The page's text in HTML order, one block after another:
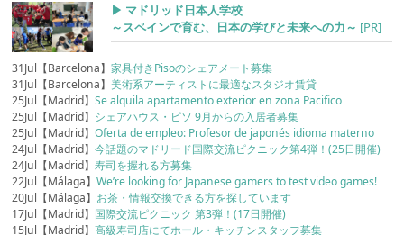
▶︎ マドリッド日本人学校
～スペインで育む、日本の学びと未来への力～ [PR]
31Jul【Barcelona】家具付きPisoのシェアメート募集
31Jul【Barcelona】美術系アーティストに最適なスタジオ賃貸
25Jul【Madrid】Se alquila apartamento exterior en zona Pacifico
25Jul【Madrid】 シェアハウス・ピソ 9月からの入居者募集
25Jul【Madrid】Oferta de empleo: Profesor de japonés idioma materno
24Jul【Madrid】今話題のマドリード国際交流ピクニック第4弾！(25日開催)
24Jul【Madrid】寿司を握れる方募集
22Jul【Málaga】We’re looking for Japanese gamers to test video games!
20Jul【Málaga】 お茶・情報交換できる方を探しています
17Jul【Madrid】 国際交流ピクニック 第3弾！(17日開催)
15Jul【Madrid】高級寿司店にてホール・キッチンスタッフ募集